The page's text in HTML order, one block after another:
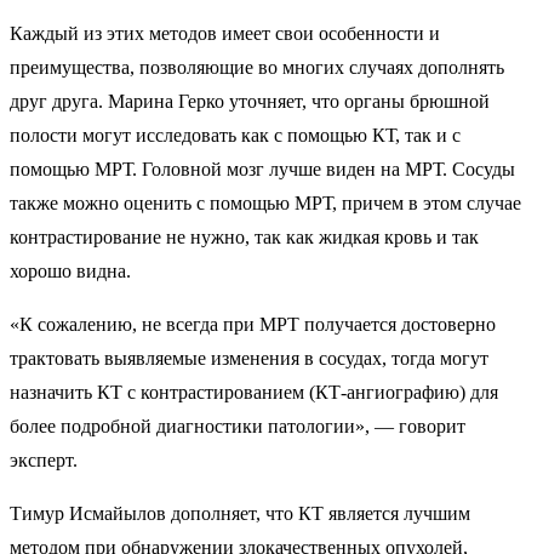
Каждый из этих методов имеет свои особенности и
преимущества, позволяющие во многих случаях дополнять
друг друга. Марина Герко уточняет, что органы брюшной
полости могут исследовать как с помощью КТ, так и с
помощью МРТ. Головной мозг лучше виден на МРТ. Сосуды
также можно оценить с помощью МРТ, причем в этом случае
контрастирование не нужно, так как жидкая кровь и так
хорошо видна.
«К сожалению, не всегда при МРТ получается достоверно
трактовать выявляемые изменения в сосудах, тогда могут
назначить КТ с контрастированием (КТ-ангиографию) для
более подробной диагностики патологии», — говорит
эксперт.
Тимур Исмайылов дополняет, что КТ является лучшим
методом при обнаружении злокачественных опухолей,